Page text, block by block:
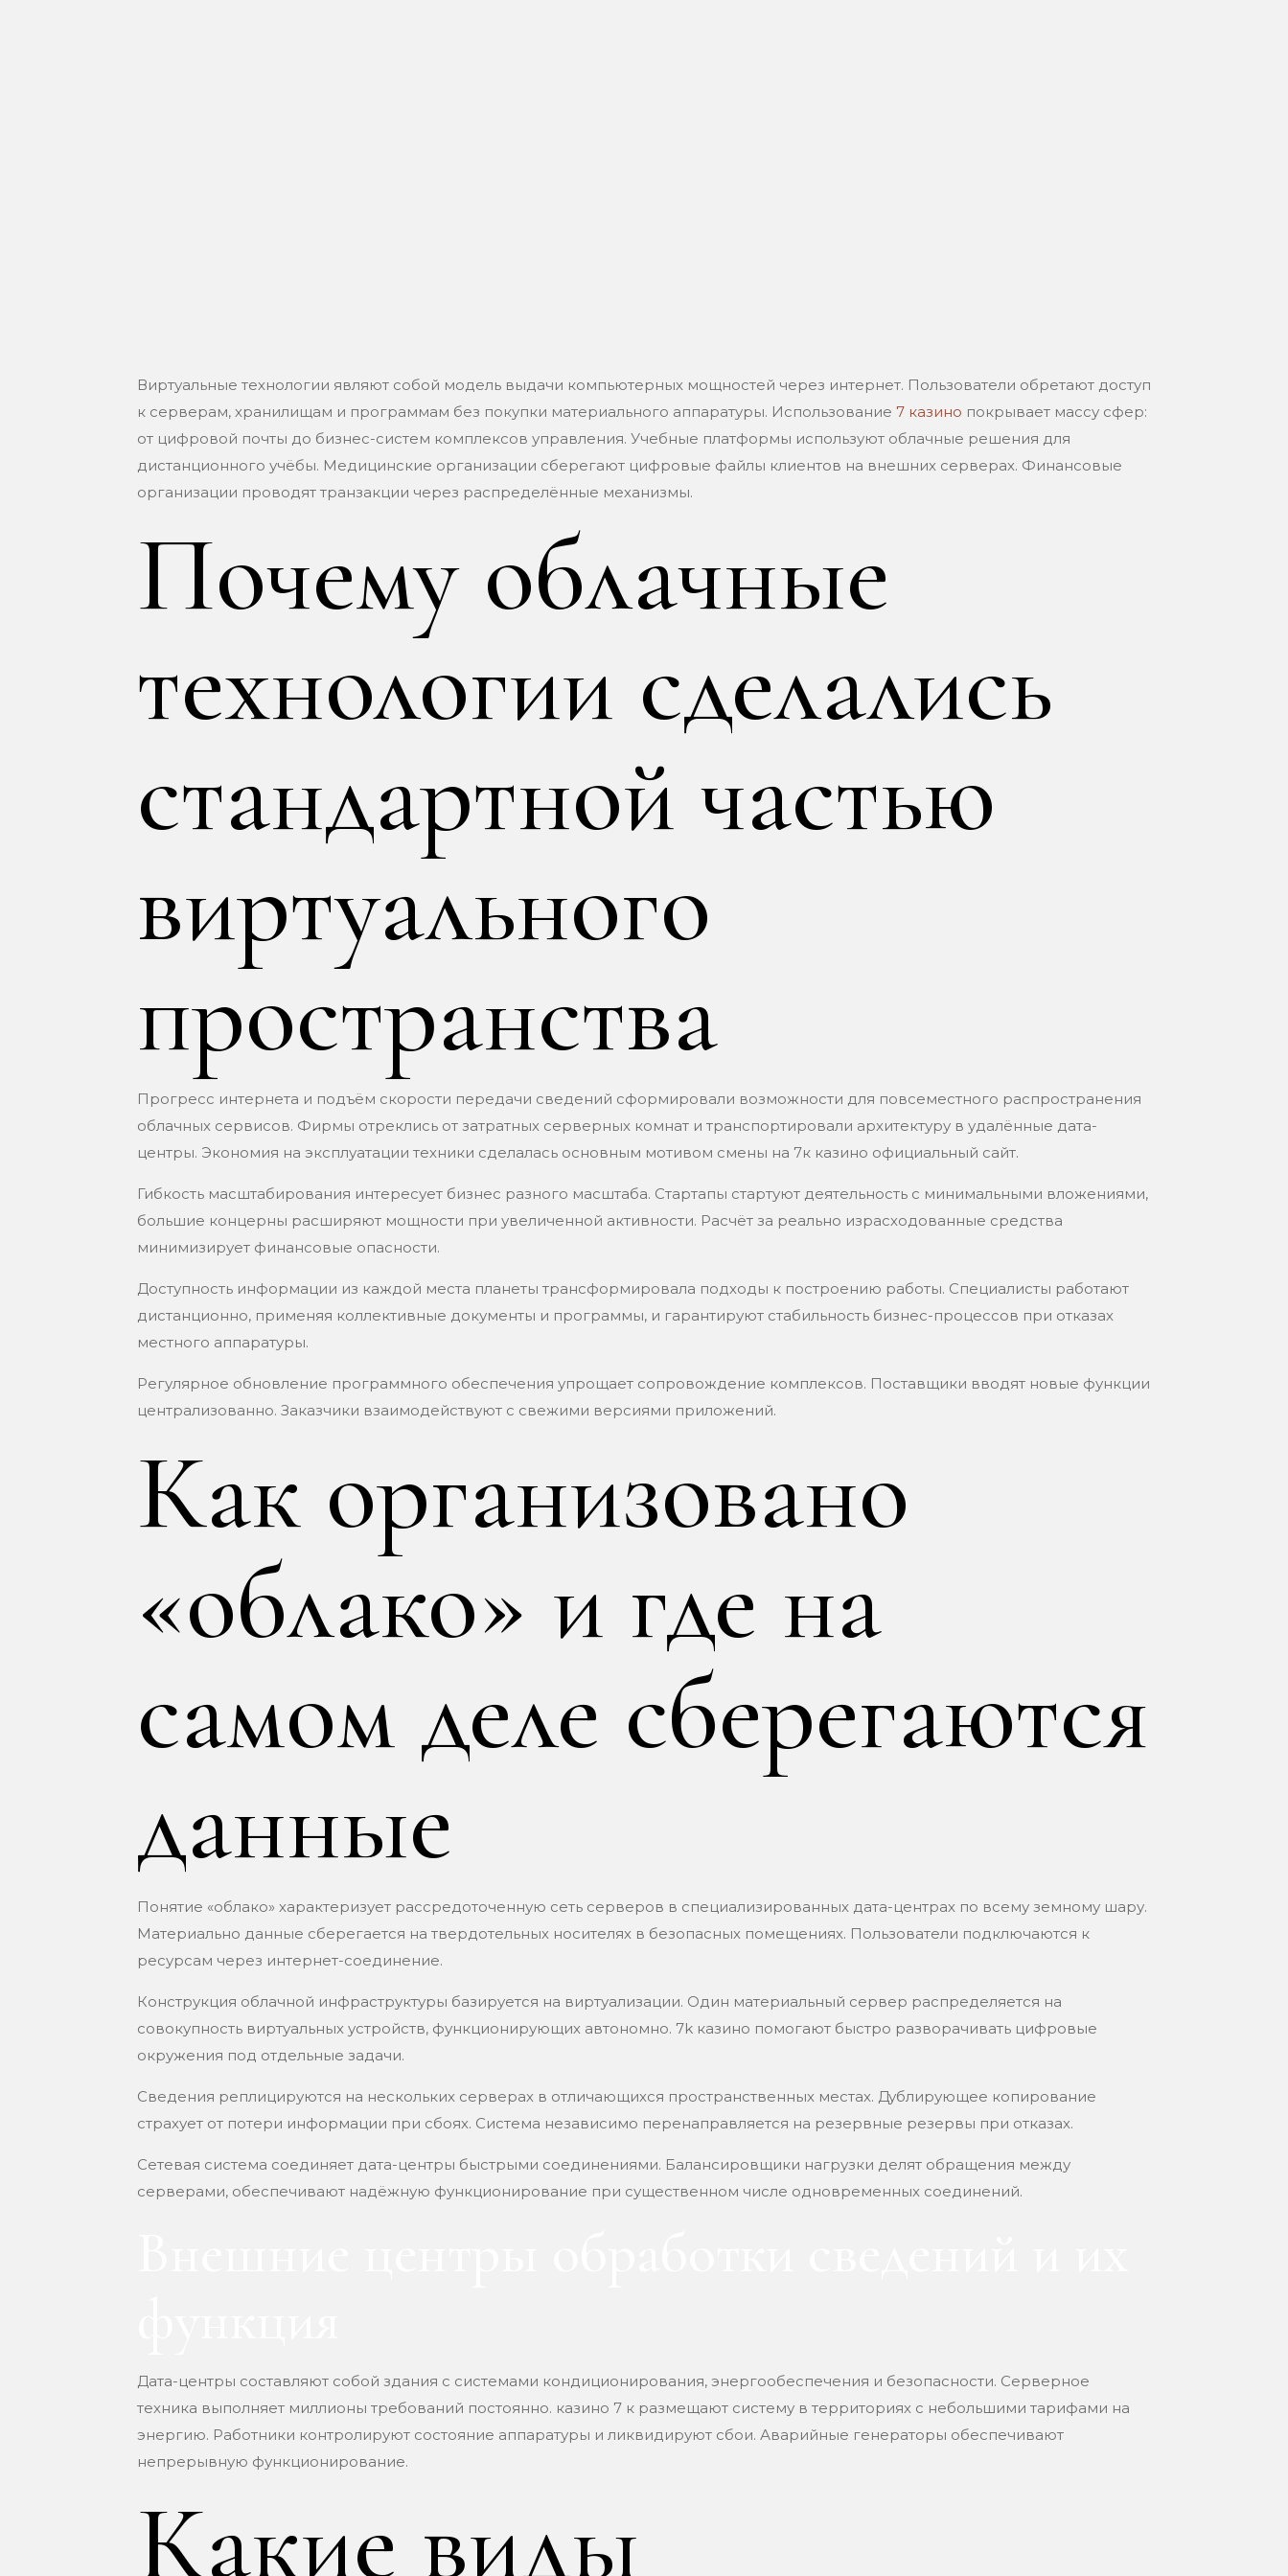
Виртуальные технологии являют собой модель выдачи компьютерных мощностей через интернет. Пользователи обретают доступ
к серверам, хранилищам и программам без покупки материального аппаратуры. Использование 7 казино покрывает массу сфер:
от цифровой почты до бизнес-систем комплексов управления. Учебные платформы используют облачные решения для
дистанционного учёбы. Медицинские организации сберегают цифровые файлы клиентов на внешних серверах. Финансовые
организации проводят транзакции через распределённые механизмы.
Почему облачные
технологии сделались
стандартной частью
виртуального
пространства
Прогресс интернета и подъём скорости передачи сведений сформировали возможности для повсеместного распространения
облачных сервисов. Фирмы отреклись от затратных серверных комнат и транспортировали архитектуру в удалённые дата-
центры. Экономия на эксплуатации техники сделалась основным мотивом смены на 7к казино официальный сайт.
Гибкость масштабирования интересует бизнес разного масштаба. Стартапы стартуют деятельность с минимальными вложениями,
большие концерны расширяют мощности при увеличенной активности. Расчёт за реально израсходованные средства
минимизирует финансовые опасности.
Доступность информации из каждой места планеты трансформировала подходы к построению работы. Специалисты работают
дистанционно, применяя коллективные документы и программы, и гарантируют стабильность бизнес-процессов при отказах
местного аппаратуры.
Регулярное обновление программного обеспечения упрощает сопровождение комплексов. Поставщики вводят новые функции
централизованно. Заказчики взаимодействуют с свежими версиями приложений.
Как организовано
«облако» и где на
самом деле сберегаются
данные
Понятие «облако» характеризует рассредоточенную сеть серверов в специализированных дата-центрах по всему земному шару.
Материально данные сберегается на твердотельных носителях в безопасных помещениях. Пользователи подключаются к
ресурсам через интернет-соединение.
Конструкция облачной инфраструктуры базируется на виртуализации. Один материальный сервер распределяется на
совокупность виртуальных устройств, функционирующих автономно. 7k казино помогают быстро разворачивать цифровые
окружения под отдельные задачи.
Сведения реплицируются на нескольких серверах в отличающихся пространственных местах. Дублирующее копирование
страхует от потери информации при сбоях. Система независимо перенаправляется на резервные резервы при отказах.
Сетевая система соединяет дата-центры быстрыми соединениями. Балансировщики нагрузки делят обращения между
серверами, обеспечивают надёжную функционирование при существенном числе одновременных соединений.
Дата-центры составляют собой здания с системами кондиционирования, энергообеспечения и безопасности. Серверное
техника выполняет миллионы требований постоянно. казино 7 к размещают систему в территориях с небольшими тарифами на
энергию. Работники контролируют состояние аппаратуры и ликвидируют сбои. Аварийные генераторы обеспечивают
непрерывную функционирование.
Какие виды